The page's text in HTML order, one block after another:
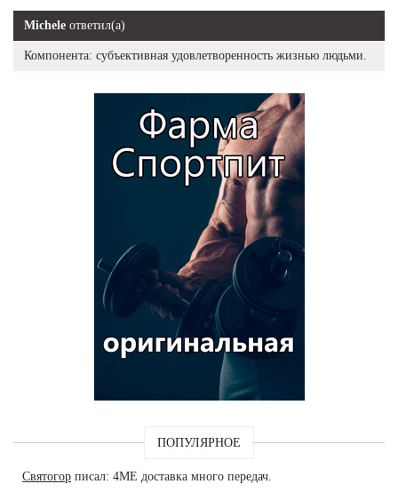
Michele ответил(а)
Компонента: субъективная удовлетворенность жизнью людьми.
ПОПУЛЯРНОЕ
Святогор писал: 4ME доставка много передач.